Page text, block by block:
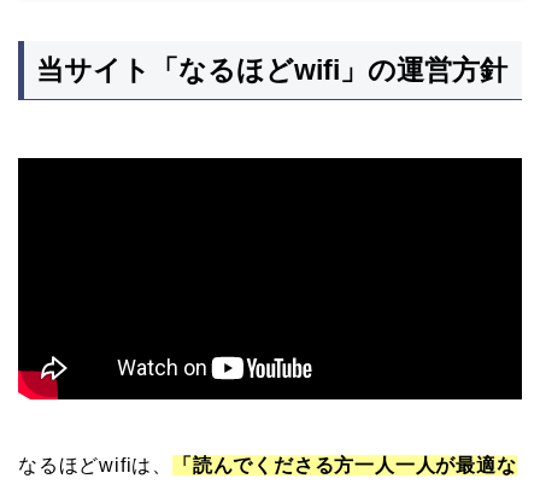
当サイト「なるほどwifi」の運営方針
なるほどwifiは、 「読んでくださる方一人一人が最適な